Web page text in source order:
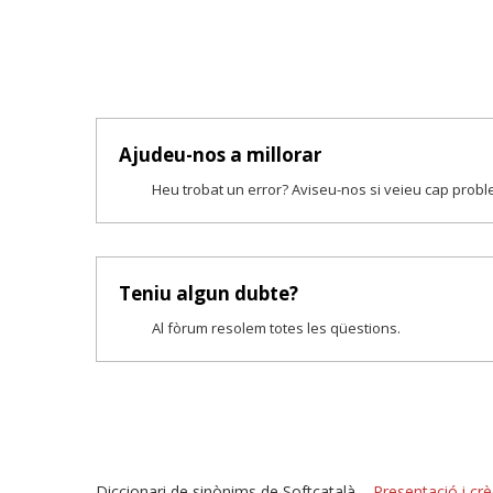
Ajudeu-nos a millorar
Heu trobat un error? Aviseu-nos si veieu cap
Teniu algun dubte?
Al fòrum resolem totes les qüestions.